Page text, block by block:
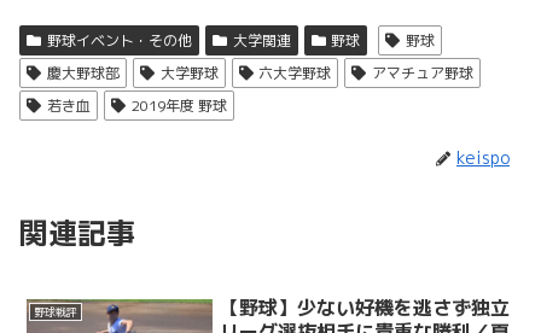
野球イベント・その他 大学関連 野球
野球
慶大野球部
大学野球 六大学野球
アマチュア野球
若き血
2019年度 野球
keispo
関連記事
野球戦評
【野球】少ない好機を逃さず独立